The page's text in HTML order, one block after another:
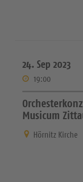
24. Sep 2023
19:00
Musicum
Hörnitz Kirche